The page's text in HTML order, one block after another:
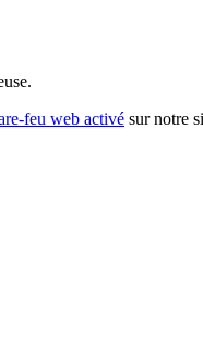
feu web activé sur notre